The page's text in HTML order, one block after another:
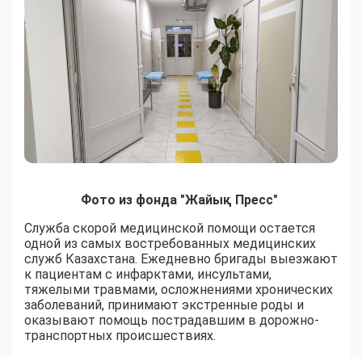
Фото из фонда "Жайық Пресс"
Служба скорой медицинской помощи остается
одной из самых востребованных медицинских
служб Казахстана. Ежедневно бригады выезжают
к пациентам с инфарктами, инсультами,
тяжелыми травмами, осложнениями хронических
заболеваний, принимают экстренные роды и
оказывают помощь пострадавшим в дорожно-
транспортных происшествиях.